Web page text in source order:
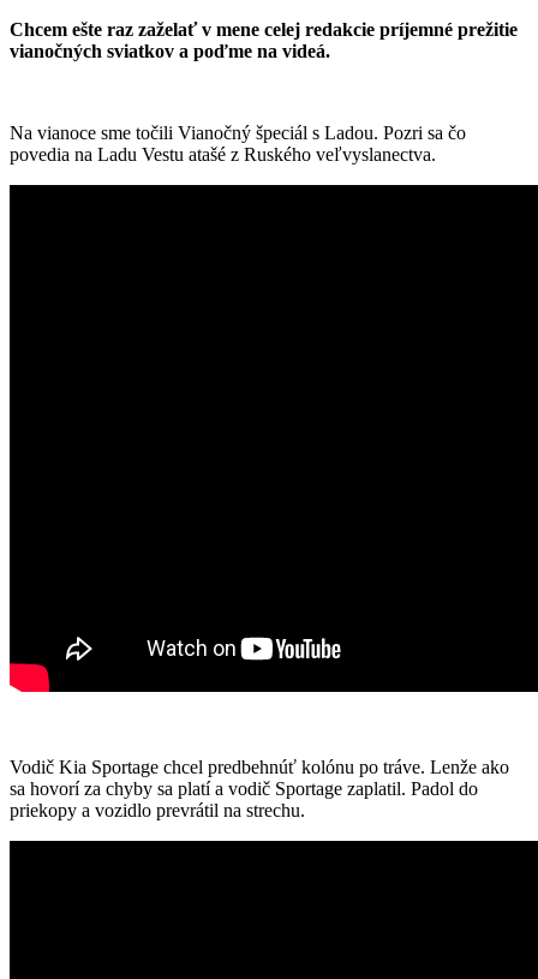
Chcem ešte raz zaželať v mene celej redakcie príjemné prežitie
vianočných sviatkov a poďme na videá.
Na vianoce sme točili Vianočný špeciál s Ladou. Pozri sa čo
povedia na Ladu Vestu atašé z Ruského veľvyslanectva.
Vodič Kia Sportage chcel predbehnúť kolónu po tráve. Lenže ako
sa hovorí za chyby sa platí a vodič Sportage zaplatil. Padol do
priekopy a vozidlo prevrátil na strechu.